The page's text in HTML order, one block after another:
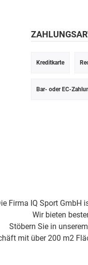
Kreditkarte
Bar- oder EC-
Firma IQ Sport GmbH
Wir bieten
Stöbern Sie in
mit über 200 m2